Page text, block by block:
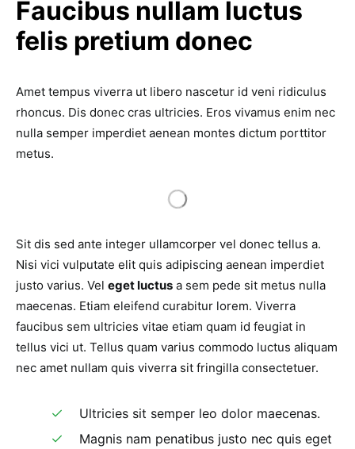
Faucibus nullam luctus
felis pretium donec
Amet tempus viverra ut libero nascetur id veni ridiculus
rhoncus. Dis donec cras ultricies. Eros vivamus enim nec
nulla semper imperdiet aenean montes dictum porttitor
metus.
Sit dis sed ante integer ullamcorper vel donec tellus a.
Nisi vici vulputate elit quis adipiscing aenean imperdiet
justo varius. Vel eget luctus a sem pede sit metus nulla
maecenas. Etiam eleifend curabitur lorem. Viverra
faucibus sem ultricies vitae etiam quam id feugiat in
tellus vici ut. Tellus quam varius commodo luctus aliquam
nec amet nullam quis viverra sit fringilla consectetuer.
Ultricies sit semper leo dolor maecenas.
Magnis nam penatibus justo nec quis eget